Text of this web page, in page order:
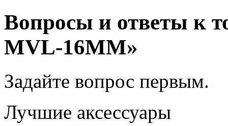
Вопросы и ответы к
MVL-16MM»
Задайте вопрос первым.
Лучшие аксессуары